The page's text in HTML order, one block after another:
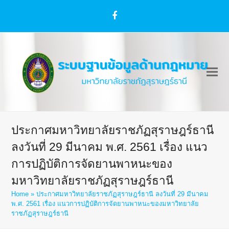
Facebook
ประกาศมหาวิทยาลัยราชภัฏสุราษฎร์ธานี
ลงวันที่ 29 มีนาคม พ.ศ. 2561 เรื่อง แนว
การปฏิบัติการจัดยานพาหนะของ
มหาวิทยาลัยราชภัฏสุราษฎร์ธานี
Home »ประกาศมหาวิทยาลัยราชภัฏสุราษฎร์ธานี ลงวันที่ 29 มีนาคม
พ.ศ. 2561 เรื่อง แนวการปฏิบัติการจัดยานพาหนะของมหาวิทยาลัย
ราชภัฏสุราษฎร์ธานี